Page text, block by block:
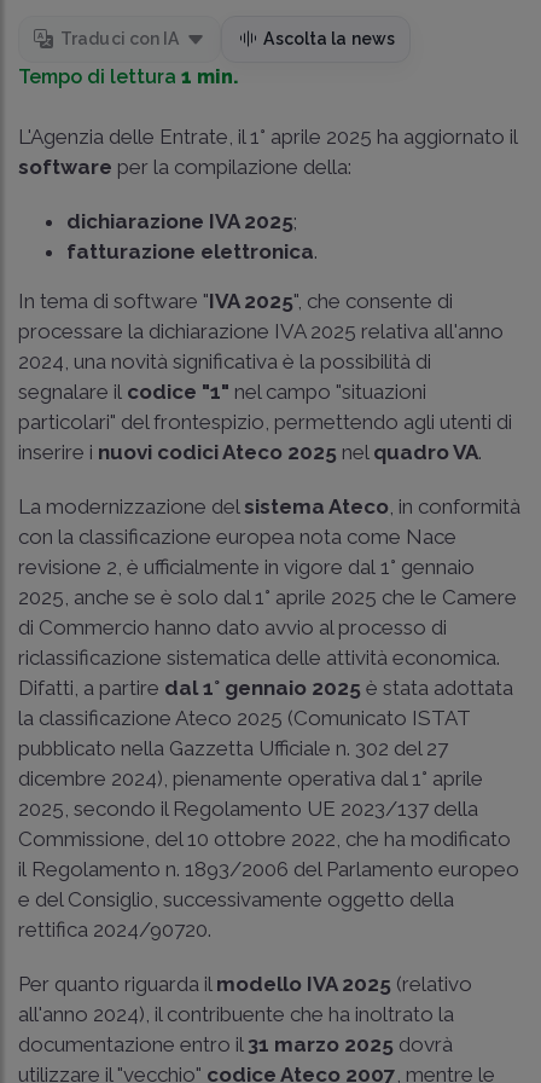
Traduci con IA Ascolta la news
Tempo di lettura 1 min.
L'Agenzia delle Entrate, il 1° aprile 2025 ha aggiornato il
software per la compilazione della:
dichiarazione IVA 2025;
fatturazione elettronica.
In tema di software "IVA 2025", che consente di
processare la dichiarazione IVA 2025 relativa all'anno
2024, una novità significativa è la possibilità di
segnalare il codice "1" nel campo "situazioni
particolari" del frontespizio, permettendo agli utenti di
inserire i nuovi codici Ateco 2025 nel quadro VA.
La modernizzazione del sistema Ateco , in conformità
con la classificazione europea nota come Nace
revisione 2, è ufficialmente in vigore dal 1° gennaio
2025, anche se è solo dal 1° aprile 2025 che le Camere
di Commercio hanno dato avvio al processo di
riclassificazione sistematica delle attività economica.
Difatti, a partire dal 1° gennaio 2025 è stata adottata
la classificazione Ateco 2025 (Comunicato ISTAT
pubblicato nella Gazzetta Ufficiale n. 302 del 27
dicembre 2024), pienamente operativa dal 1° aprile
2025, secondo il Regolamento UE 2023/137 della
Commissione, del 10 ottobre 2022, che ha modificato
il Regolamento n. 1893/2006 del Parlamento europeo
e del Consiglio, successivamente oggetto della
rettifica 2024/90720.
Per quanto riguarda il modello IVA 2025 (relativo
all'anno 2024), il contribuente che ha inoltrato la
documentazione entro il 31 marzo 2025 dovrà
utilizzare il "vecchio" codice Ateco 2007 , mentre le